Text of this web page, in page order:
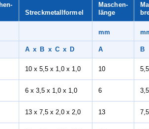
Streckmetall­formel
Maschen-
länge
mm
A x B x C x D A B
10 x 5,5 x 1,0 x 1,0 10 5,5
6 x 3,5 x 1,0 x 1,0 6 3,5
13 x 7,5 x 2,0 x 2,0 13 7,5